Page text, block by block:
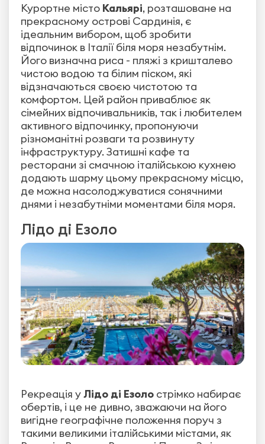
Курортне місто Кальярі, розташоване на
прекрасному острові Сардинія, є
ідеальним вибором, щоб зробити
відпочинок в Італії біля моря незабутнім.
Його визначна риса - пляжі з кришталево
чистою водою та білим піском, які
відзначаються своєю чистотою та
комфортом. Цей район приваблює як
сімейних відпочивальників, так і любителем
активного відпочинку, пропонуючи
різноманітні розваги та розвинуту
інфраструктуру. Затишні кафе та
ресторани зі смачною італійською кухнею
додають шарму цьому прекрасному місцю,
де можна насолоджуватися сонячними
днями і незабутніми моментами біля моря.
Лідо ді Езоло
Рекреація уЛідо ді Езоло стрімко набирає
обертів, і це не дивно, зважаючи на його
вигідне географічне положення поруч з
такими великими італійськими містами, як